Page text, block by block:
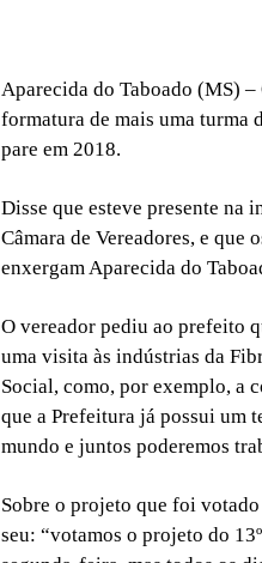
Aparecida do Taboado (MS)
formatura de mais uma turma
pare em 2018.
Disse que esteve presente na
Câmara de Vereadores, e que
enxergam Aparecida do
O vereador pediu ao prefeito
uma visita às indústrias da
Social, como, por exemplo, a
que a Prefeitura já possui um
mundo e juntos poderemos
Sobre o projeto que foi
seu: “votamos o projeto do